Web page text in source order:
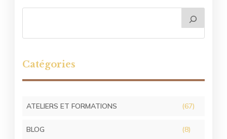
Catégories
ATELIERS ET FORMATIONS (67)
BLOG (8)